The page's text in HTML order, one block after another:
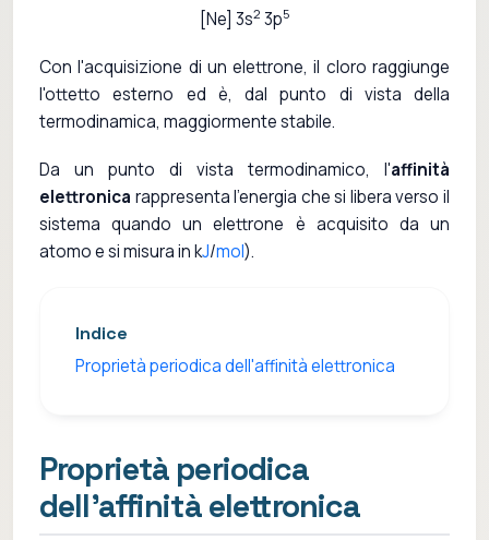
[Ne] 3s2 3p5
Con l'acquisizione di un elettrone, il cloro raggiunge
l'ottetto esterno ed è, dal punto di vista della
termodinamica, maggiormente stabile.
Da un punto di vista termodinamico, l'affinità
elettronica rappresenta l'energia che si libera verso il
sistema quando un elettrone è acquisito da un
atomo e si misura in kJ/mol).
Indice
Proprietà periodica dell'affinità elettronica
Proprietà periodica
dell'affinità elettronica